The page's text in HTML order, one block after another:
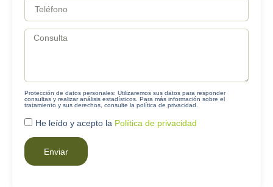
Protección de datos personales: Utilizaremos sus datos para responder
consultas y realizar análisis estadísticos. Para más información sobre el
tratamiento y sus derechos, consulte la política de privacidad.
He leído y acepto la Política de privacidad
Enviar